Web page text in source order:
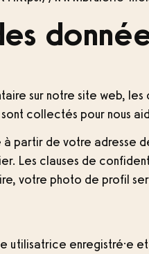
sur notre site web,
collectés pour nous
à partir de votre
Les clauses de
votre photo de profil
utilisatrice enregistré·e